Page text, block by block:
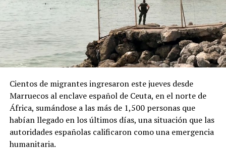
ADVERTISEMENT
responde a “recientes manifestaciones de hostilidad
contra la República Argentina y los argentinos”, y
afirmaron que “quien ataque a la República Argentina
no es bienvenido en nuestro país”.
La normativa deberá ahora pasar por la revisión del
Cientos de migrantes ingresaron este jueves desde
Marruecos al enclave español de Ceuta, en el norte de
África, sumándose a las más de 1,500 personas que
habían llegado en los últimos días, una situación que las
autoridades españolas calificaron como una emergencia
humanitaria.